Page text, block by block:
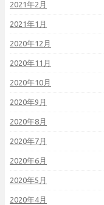
2021年2月
2021年1月
2020年12月
2020年11月
2020年10月
2020年9月
2020年8月
2020年7月
2020年6月
2020年5月
2020年4月